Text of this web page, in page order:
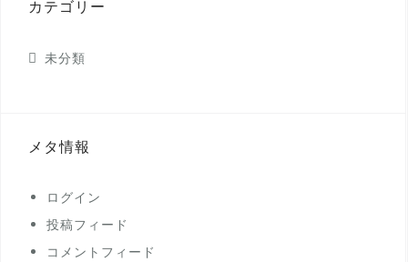
カテゴリー
未分類
メタ情報
ログイン
投稿フィード
コメントフィード